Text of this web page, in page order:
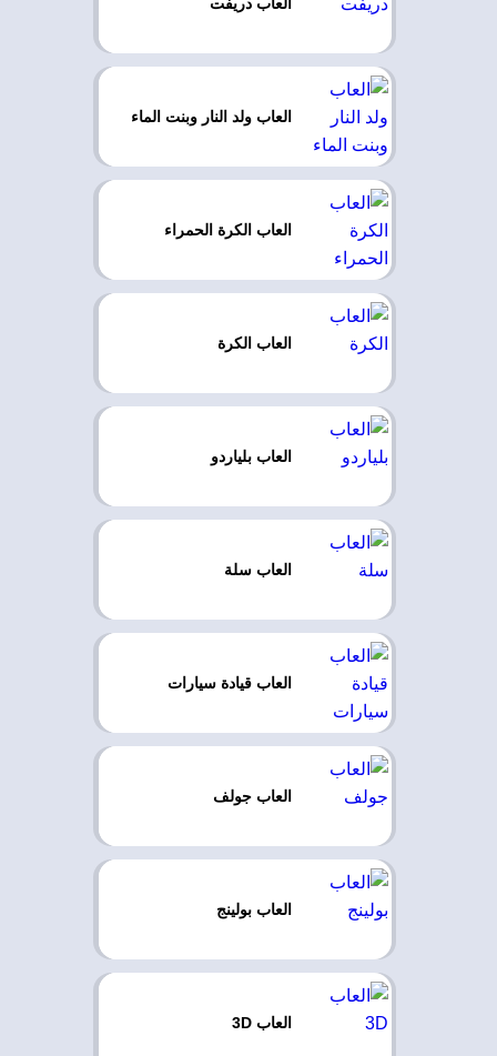
العاب ولد النار وبنت الماء
العاب الكرة الحمراء
العاب الكرة
العاب بلياردو
العاب سلة
العاب قيادة سيارات
العاب جولف
العاب بولينج
العاب 3D